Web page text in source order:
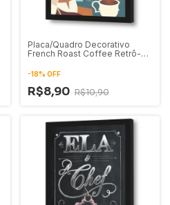
Placa/Quadro Decorativo
French Roast Coffee Retrô-
-18% OFF
R$8,90 R$10,90